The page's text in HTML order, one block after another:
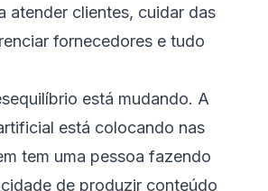
atender clientes, cuidar das
fornecedores e tudo
está mudando. A
está colocando nas
tem uma pessoa fazendo
de produzir conteúdo